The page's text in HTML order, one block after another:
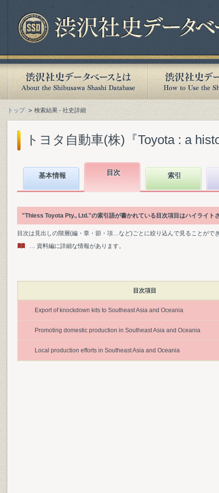
トップ 検索結果 - 社史詳細
トヨタ自動車(株)『Toyota : a
基本情報 目次 索引
"Thiess Toyota Pty., Ltd."の索引語が書かれている目次項目はハイライト
目次は見出しの階層(編・章・節・項…など)ごとに絞り込んで見ることがで
… 資料編に詳細な情報があります。
目次項目
Export of knockdown kits to Southeast Asia and Oceania
Promoting domestic production in Southeast Asia and Oceania
Local production efforts in Southeast Asia and Oceania